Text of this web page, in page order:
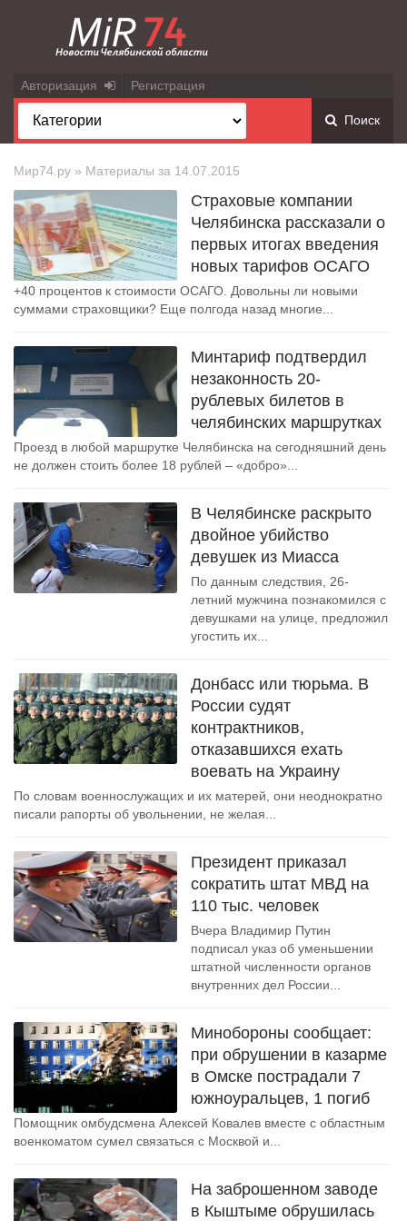
Авторизация Регистрация
Поиск
Мир74.ру » Материалы за 14.07.2015
Страховые компании
Челябинска рассказали о
первых итогах введения
новых тарифов ОСАГО
+40 процентов к стоимости ОСАГО. Довольны ли новыми
суммами страховщики? Еще полгода назад многие...
Минтариф подтвердил
незаконность 20-
рублевых билетов в
челябинских маршрутках
Проезд в любой маршрутке Челябинска на сегодняшний день
не должен стоить более 18 рублей – «добро»...
В Челябинске раскрыто
двойное убийство
девушек из Миасса
По данным следствия, 26-
летний мужчина познакомился с
девушками на улице, предложил
угостить их...
Донбасс или тюрьма. В
России судят
контрактников,
отказавшихся ехать
воевать на Украину
По словам военнослужащих и их матерей, они неоднократно
писали рапорты об увольнении, не желая...
Президент приказал
сократить штат МВД на
110 тыс. человек
Вчера Владимир Путин
подписал указ об уменьшении
штатной численности органов
внутренних дел России...
Минобороны сообщает:
при обрушении в казарме
в Омске пострадали 7
южноуральцев, 1 погиб
Помощник омбудсмена Алексей Ковалев вместе с областным
военкоматом сумел связаться с Москвой и...
На заброшенном заводе
в Кыштыме обрушилась